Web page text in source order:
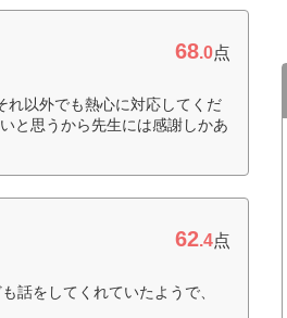
68.0点
れ以外でも熱心に対応してくだ
と思うから先生には感謝しかあ
62.4点
話をしてくれていたようで、